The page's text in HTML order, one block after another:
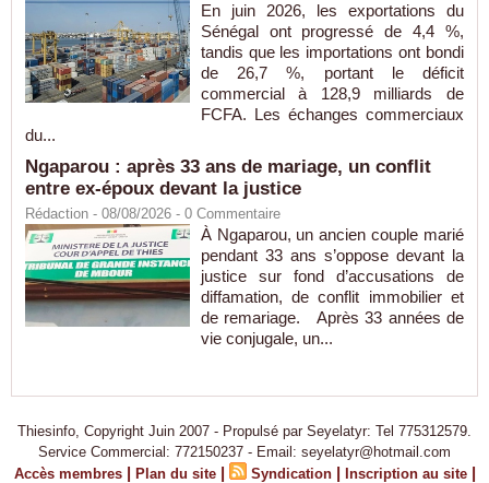
En juin 2026, les exportations du
Sénégal ont progressé de 4,4 %,
tandis que les importations ont bondi
de 26,7 %, portant le déficit
commercial à 128,9 milliards de
FCFA. Les échanges commerciaux
du...
Ngaparou : après 33 ans de mariage, un conflit
entre ex-époux devant la justice
Rédaction - 08/08/2026 - 0 Commentaire
À Ngaparou, un ancien couple marié
pendant 33 ans s’oppose devant la
justice sur fond d’accusations de
diffamation, de conflit immobilier et
de remariage. Après 33 années de
vie conjugale, un...
Thiesinfo, Copyright Juin 2007 - Propulsé par Seyelatyr: Tel 775312579.
Service Commercial: 772150237 - Email: seyelatyr@hotmail.com
Accès membres | Plan du site | Syndication | Inscription au site |